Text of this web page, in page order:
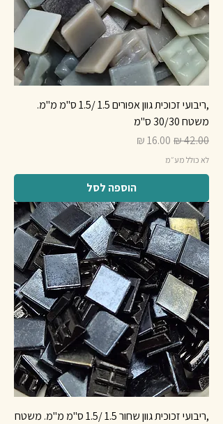
,ריבועי זכוכית גוון אפורים 1.5 /1.5 ס"מ מ"מ.
משטח 30/30 ס"מ
מחיר רגיל מחיר מבצע
לא כולל מע״מ
הוספה לסל
,ריבועי זכוכית גוון שחור 1.5 /1.5 ס"מ מ"מ. משטח